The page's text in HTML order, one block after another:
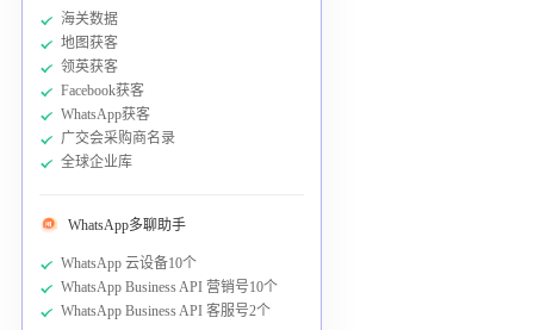
海关数据
地图获客
领英获客
Facebook获客
WhatsApp获客
广交会采购商名录
全球企业库
WhatsApp多聊助手
WhatsApp 云设备10个
WhatsApp Business API 营销号10个
WhatsApp Business API 客服号2个